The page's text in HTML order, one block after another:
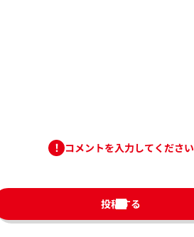
コメントを入力してください
投稿する